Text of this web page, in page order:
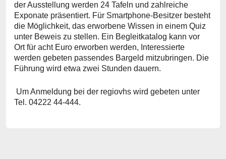
der Ausstellung werden 24 Tafeln und zahlreiche
Exponate präsentiert. Für Smartphone-Besitzer besteht
die Möglichkeit, das erworbene Wissen in einem Quiz
unter Beweis zu stellen. Ein Begleitkatalog kann vor
Ort für acht Euro erworben werden, Interessierte
werden gebeten passendes Bargeld mitzubringen. Die
Führung wird etwa zwei Stunden dauern.
Um Anmeldung bei der regiovhs wird gebeten unter
Tel. 04222 44-444.